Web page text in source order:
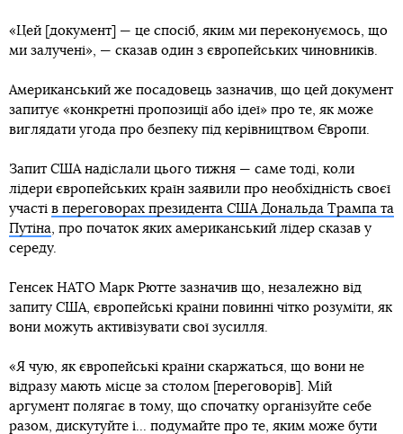
«Цей [документ] — це спосіб, яким ми переконуємось, що
ми залучені», — сказав один з європейських чиновників.
Американський же посадовець зазначив, що цей документ
запитує «конкретні пропозиції або ідеї» про те, як може
виглядати угода про безпеку під керівництвом Європи.
Запит США надіслали цього тижня — саме тоді, коли
лідери європейських країн заявили про необхідність своєї
участі в переговорах президента США Дональда Трампа та
Путіна , про початок яких американський лідер сказав у
середу.
Генсек НАТО Марк Рютте зазначив що, незалежно від
запиту США, європейські країни повинні чітко розуміти, як
вони можуть активізувати свої зусилля.
«Я чую, як європейські країни скаржаться, що вони не
відразу мають місце за столом [переговорів]. Мій
аргумент полягає в тому, що спочатку організуйте себе
разом, дискутуйте і... подумайте про те, яким може бути